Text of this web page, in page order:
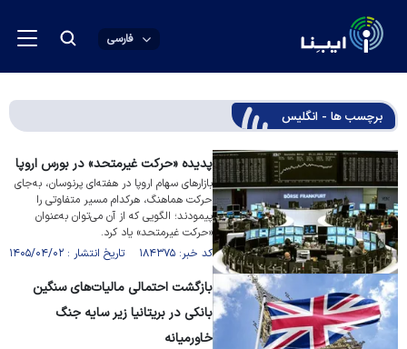
فارسی
برچسب ها - انگلیس
پدیده «حرکت غیرمتحد» در بورس اروپا
بازار‌های سهام اروپا در هفته‌ای پرنوسان، به‌جای
حرکت هماهنگ، هرکدام مسیر متفاوتی را
پیمودند؛ الگویی که از آن می‌توان به‌عنوان
«حرکت غیرمتحد» یاد کرد.
کد خبر: ۱۸۴۳۷۵ تاریخ انتشار : ۱۴۰۵/۰۴/۰۲
بازگشت احتمالی مالیات‌های سنگین
بانکی در بریتانیا زیر سایه جنگ
خاورمیانه